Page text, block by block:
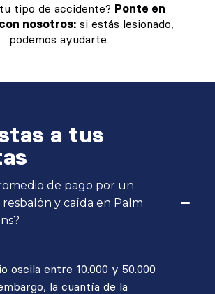
tipo de accidente? Ponte en
nosotros: si estás lesionado,
podemos ayudarte.
a tus
de pago por un
y caída en Palm
oscila entre 10.000 y 50.000
la cuantía de la